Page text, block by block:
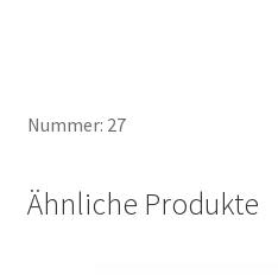
Nummer: 27
Ähnliche Produkte